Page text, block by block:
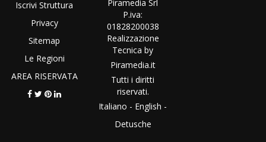
Iscrivi Struttura
Privacy
Sitemap
Le Regioni
AREA RISERVATA
Piramedia Srl
P.iva:
01828200038
Realizzazione
Tecnica by
Piramedia.it
Tutti i diritti
riservati.
Italiano - English -
Detusche